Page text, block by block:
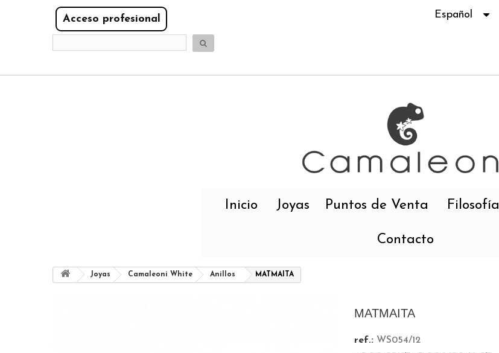
Español
Acceso profesional
Inicio Joyas Puntos de Venta Filosofía
Contacto
Joyas Camaleoni White Anillos MATMAITA
MATMAITA
ref.: WS054/12